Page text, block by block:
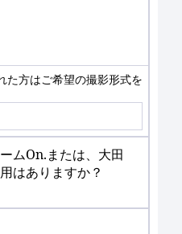
た方はご希望の撮影形式を
ムOn.または、大田
はありますか？